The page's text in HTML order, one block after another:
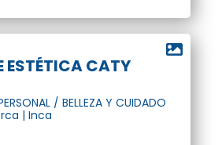
ESTÉTICA CATY
/ BELLEZA Y CUIDADO
| Inca